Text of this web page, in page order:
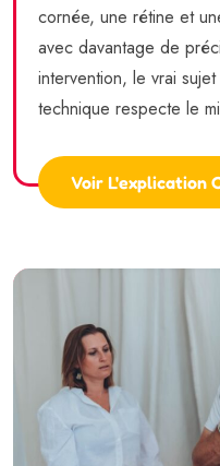
cornée, une rétine et
avec davantage de
intervention, le vrai
technique respecte le
Voir L'explication